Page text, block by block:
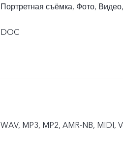
Портретная съёмка, Фото,
DOC
WAV, MP3, MP2, AMR-NB, MIDI,